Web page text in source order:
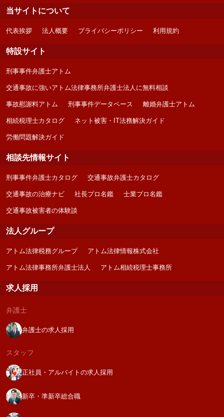
当サイトについて
代表挨拶 法人概要 プライバシーポリシー 利用規約
特設サイト
刑事事件弁護士アトム
交通事故に強いアトム法律事務所弁護士法人に無料相談
事故慰謝料アトム 刑事事件データベース 離婚弁護士アトム
相続税理士カタログ ネット被害・IT法務解決ガイド
労働問題解決ガイド
相談先情報サイト
刑事事件弁護士カタログ 交通事故弁護士カタログ
交通事故の治療ナビ 社長プロ名鑑 士業プロ名鑑
交通事故被害者の体験談
法人グループ
アトム法律税務グループ アトム法律情報株式会社
アトム法律事務所弁護士法人 アトム相続税理士事務所
求人採用
弁護士
弁護士の求人採用
スタッフ
正社員・アルバイトの求人採用
新卒・準新卒総合職